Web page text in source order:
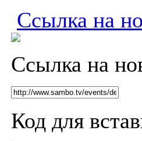
Ссылка на
Ссылка на
Код для